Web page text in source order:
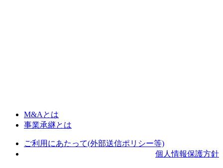
M&Aとは
事業承継とは
ご利用にあたって(外部送信ポリシー等)
個人情報保護方針